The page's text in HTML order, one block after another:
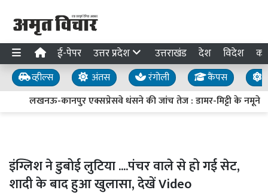
ई-पेपर उत्तर प्रदेश उत्तराखंड देश विदेश
व्हील्स अंतस रंगोली कैंपस
लखनऊ-कानपुर एक्सप्रेसवे धंसने की जांच तेज : डामर-मिट्टी के नमूने
इंग्लिश ने डुबोई लुटिया ....पंचर वाले से हो गई सेट,
शादी के बाद हुआ खुलासा, देखें Video